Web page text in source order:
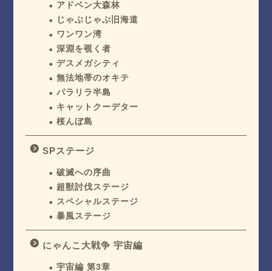
アドベン大森林
じゃぶじゃぶ旧海道
ワンワン湾
深淵を覗く者
デスメガシティ
無法地帯のオキテ
パラリラ半島
キャットクーデター
桜んぼ島
SPステージ
破滅への序曲
超獣討伐ステージ
スペシャルステージ
暴風ステージ
にゃんこ大戦争 宇宙編
宇宙編 第3章